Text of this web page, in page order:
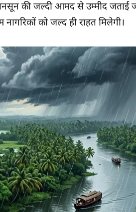
की जल्दी आमद से उम्मीद जताई
को जल्द ही राहत मिलेगी।